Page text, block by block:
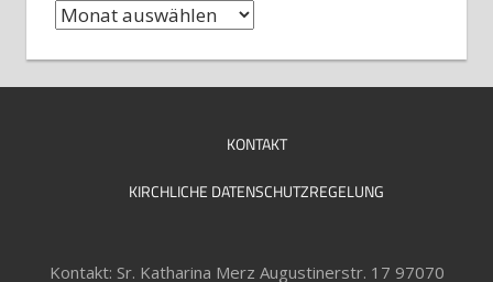
Beiträge/Archiv
KONTAKT
KIRCHLICHE DATENSCHUTZREGELUNG
Kontakt: Sr. Katharina Merz Augustinerstr. 17 97070